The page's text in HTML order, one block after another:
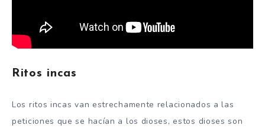
Ritos incas
Los ritos incas van estrechamente relacionados a las
peticiones que se hacían a los dioses, estos dioses son